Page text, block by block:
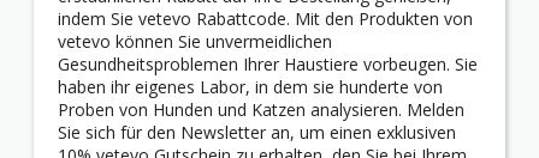
indem Sie vetevo Rabattcode. Mit den Produkten von
vetevo können Sie unvermeidlichen
Gesundheitsproblemen Ihrer Haustiere vorbeugen. Sie
haben ihr eigenes Labor, in dem sie hunderte von
Proben von Hunden und Katzen analysieren. Melden
Sie sich für den Newsletter an, um einen exklusiven